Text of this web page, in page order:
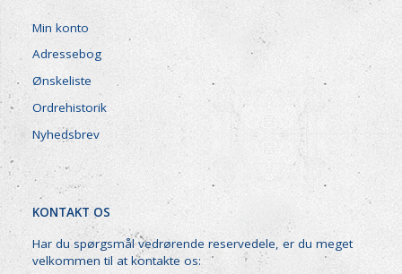
Min konto
Adressebog
Ønskeliste
Ordrehistorik
Nyhedsbrev
KONTAKT OS
Har du spørgsmål vedrørende reservedele, er du meget
velkommen til at kontakte os: